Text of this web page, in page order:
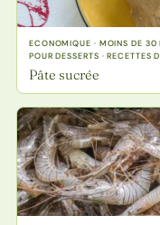
ECONOMIQUE · MOINS DE 30
POUR DESSERTS · RECETTES
Pâte sucrée